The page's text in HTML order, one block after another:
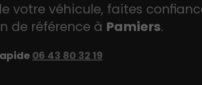
votre véhicule, faites
de référence à Pamiers.
06 43 80 32 19